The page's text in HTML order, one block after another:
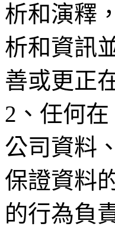
析和演釋
析和資訊
善或更正
2、任何
公司資料
保證資料
的行為負